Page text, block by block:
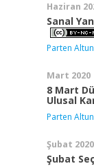
Haziran
Sanal
Parten
Mart 2020
8 Mart
Ulusal
Parten
Şubat 2020
Şubat